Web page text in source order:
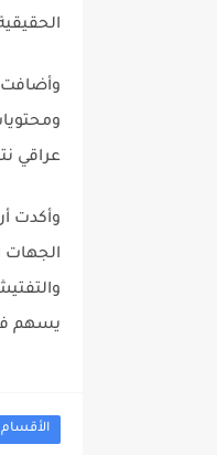
وأضافت
عراقي
وأكدت
الجهات
يسهم في
الأقسام